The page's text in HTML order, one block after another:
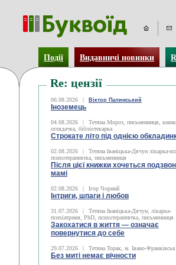
Події Видавничі новинки
Re: цензії
06.08.2026 | Віктор Палинський
Іноземець
04.08.2026 |
Тетяна Мороз, письменниця,
оглядачка, бібліотекарка
Строкате літо під однією
02.08.2026 |
Тетяна Іваніцька-Дячун лікарка-
психотерапевтка, письменниця
Після цієї книжки хочеться
мамі
02.08.2026 | Ігор Чорний
Інтриги, шпаги і любов
31.07.2026 |
Тетяна Іваніцька-Дячун, лікарка-
психіатриня, PhD, психотерапевтка, письменниця
Закохатися в життя — означає
повернутися до себе
29.07.2026 | Тетяна Торак, м. Івано-Франківськ
Без миті немає вічности